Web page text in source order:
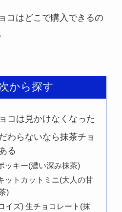
コはどこで購入できるの
から探す
コは見かけなくなった
わらないなら抹茶チョ
る
ッキー(濃い深み抹茶)
ットカットミニ(大人の甘
)
イズ) 生チョコレート(抹